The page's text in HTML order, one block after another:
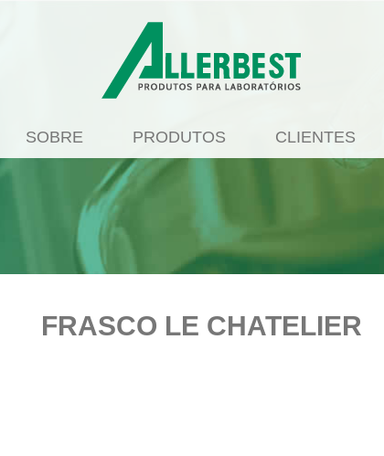
SOBRE PRODUTOS CLIENTES
FRASCO LE CHATELIER